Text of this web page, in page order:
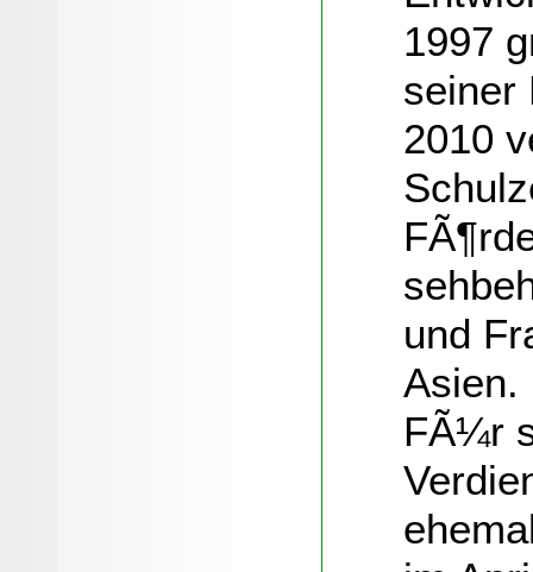
1997
seiner
2010
und
Asien.
FÃ¼r